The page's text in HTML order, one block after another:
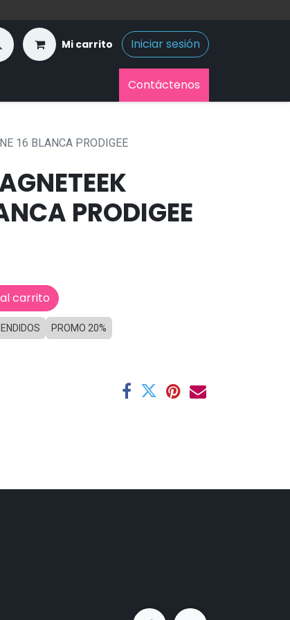
Mi carrito Iniciar sesión
Contáctenos
16 BLANCA PRODIGEE
PRODIGEE
carrito
PROMO 20%